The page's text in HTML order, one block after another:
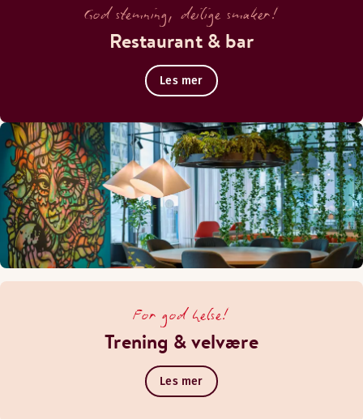
God stemning, deilige smaker!
Restaurant & bar
Les mer
For god helse!
Trening & velvære
Les mer